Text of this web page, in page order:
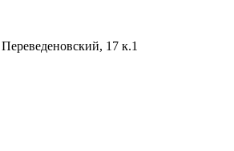
17 к.1